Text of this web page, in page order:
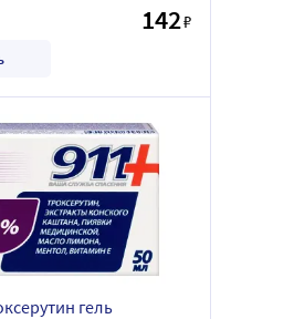
142₽
гель